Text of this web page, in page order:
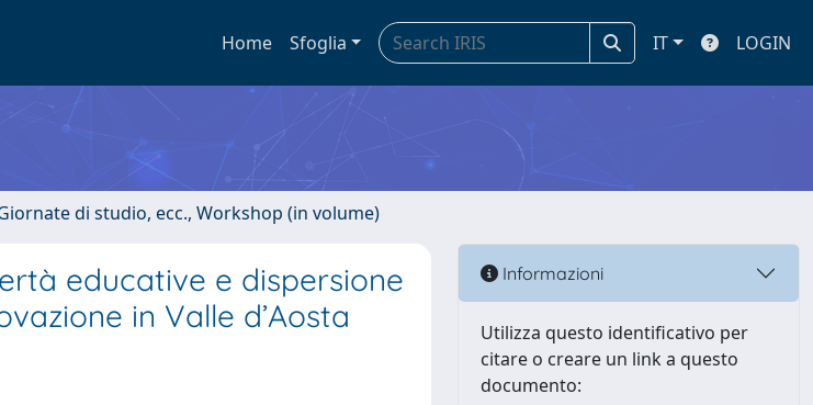
Home Sfoglia IT LOGIN
di studio, ecc., Workshop (in volume)
educative e dispersione
in Valle d’Aosta
Informazioni
Utilizza questo identificativo per
citare o creare un link a questo
documento: